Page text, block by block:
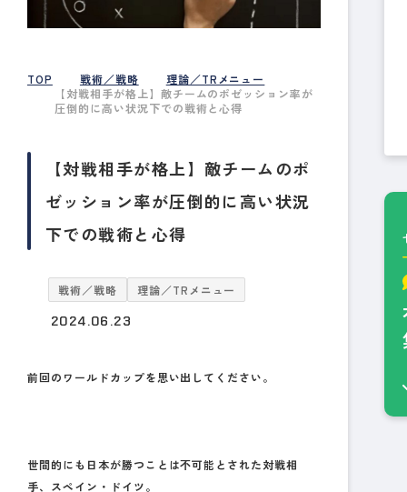
TOP 戦術／戦略
理論／TRメニュー
【対戦相手が格上】敵チームのポゼッション率が
圧倒的に高い状況下での戦術と心得
【対戦相手が格上】敵チームのポ
ゼッション率が圧倒的に高い状況
下での戦術と心得
戦術／戦略 理論／TRメニュー
2024.06.23
前回のワールドカップを思い出してください。
世間的にも日本が勝つことは不可能とされた対戦相
手、スペイン・ドイツ。